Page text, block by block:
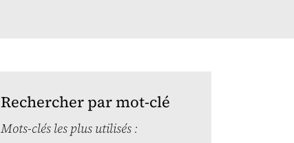
Rechercher par mot-clé
Mots-clés les plus utilisés :